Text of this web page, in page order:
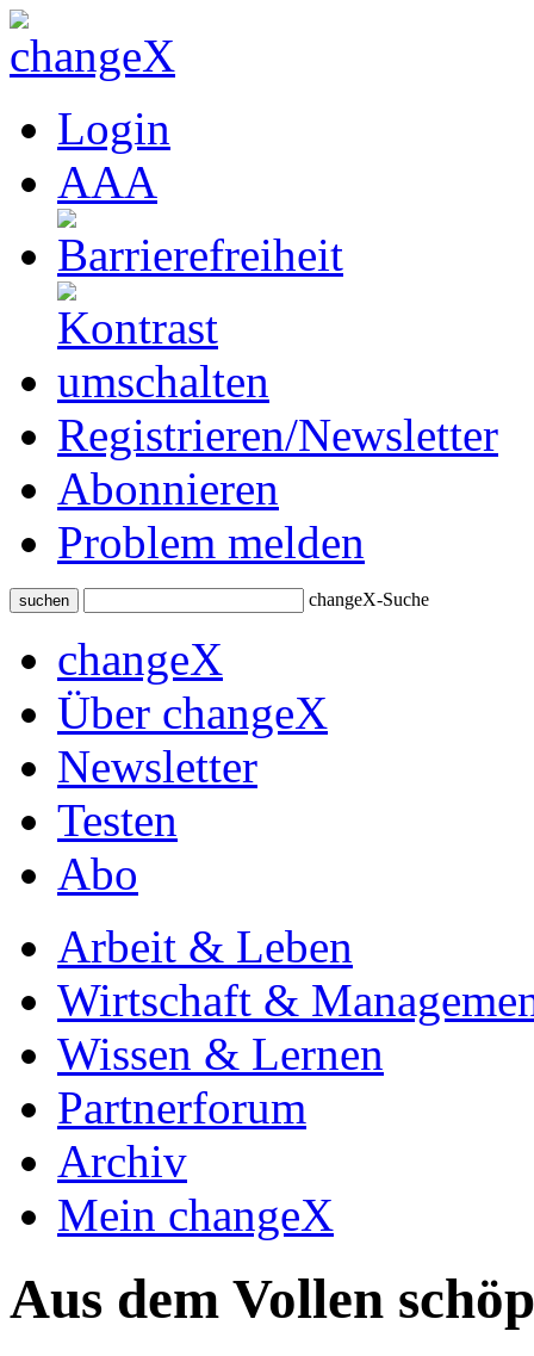
Login
AAA
Registrieren/Newsletter
Abonnieren
Problem melden
suchen changeX-Suche
changeX
Über changeX
Newsletter
Testen
Abo
Arbeit & Leben
Wirtschaft &
Wissen & Lernen
Partnerforum
Archiv
Mein changeX
Aus dem Vollen